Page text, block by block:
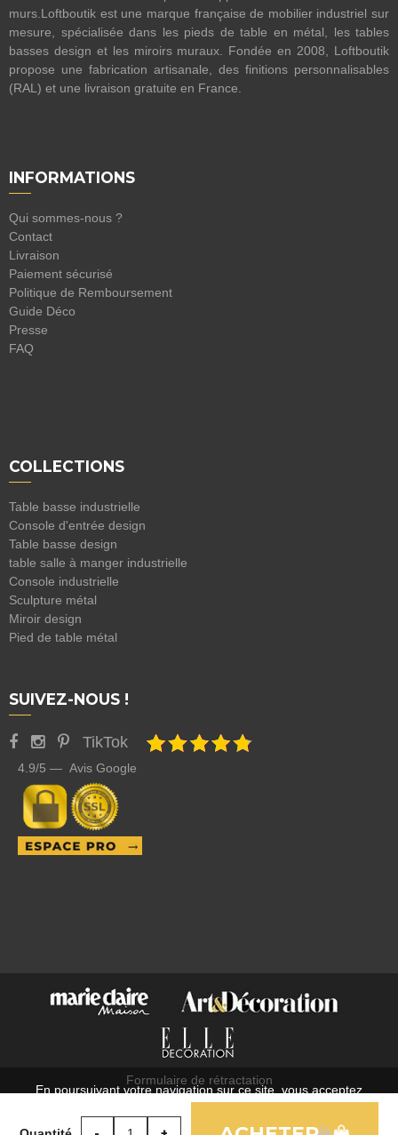
murs.Loftboutik est une marque française de mobilier industriel sur
mesure, spécialisée dans les pieds de table en métal, les tables
basses design et les miroirs muraux. Fondée en 2008, Loftboutik
propose une fabrication artisanale, des finitions personnalisables
(RAL) et une livraison gratuite en France.
INFORMATIONS
Qui sommes-nous ?
Contact
Livraison
Paiement sécurisé
Politique de Remboursement
Guide Déco
Presse
FAQ
COLLECTIONS
Table basse industrielle
Console d'entrée design
Table basse design
table salle à manger industrielle
Console industrielle
Sculpture métal
Miroir design
Pied de table métal
SUIVEZ-NOUS !
TikTok
4.9/5 — Avis Google
Formulaire de rétractation
Mentions légales
En poursuivant votre navigation sur ce site, vous acceptez